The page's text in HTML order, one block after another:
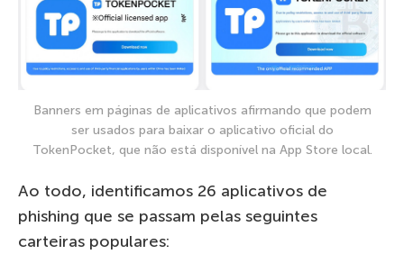
Banners em páginas de aplicativos afirmando que podem
ser usados para baixar o aplicativo oficial do
TokenPocket, que não está disponível na App Store local.
Ao todo, identificamos 26 aplicativos de
phishing que se passam pelas seguintes
carteiras populares: